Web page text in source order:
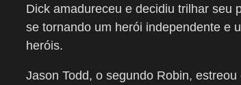
Dick amadureceu e decidiu trilhar seu
se tornando um herói independente e
heróis.
Jason Todd, o segundo Robin, estreou